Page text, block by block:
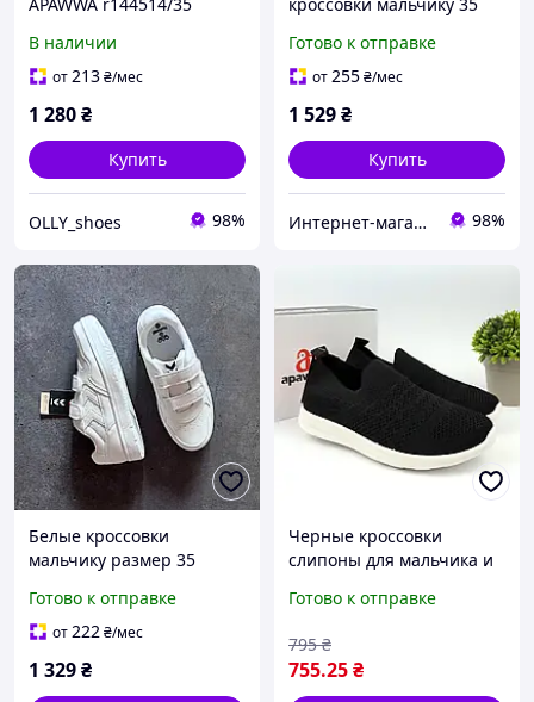
В наличии
от213₴/мес
1 280₴
Купить
OLLY_shoes 98%
кроссовки сеточка
Готово к отправке
от255₴/мес
1 529₴
Купить
Интернет-магазин брендовой обуви ShoesLike 98%
Белые кроссовки
мальчику размер 35
кроссовки на липучке
Готово к отправке
от222₴/мес
1 329₴
Черные кроссовки
слипоны для мальчика и
подошве
Готово к отправке
755.25₴
795 ₴